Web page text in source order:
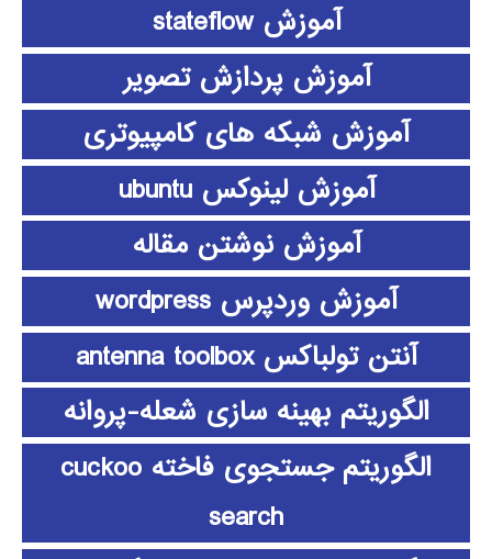
آموزش stateflow
آموزش پردازش تصویر
آموزش شبکه های کامپیوتری
آموزش لینوکس ubuntu
آموزش نوشتن مقاله
آموزش وردپرس wordpress
آنتن تولباکس antenna toolbox
الگوریتم بهینه سازی شعله-پروانه
الگوریتم جستجوی فاخته cuckoo
search